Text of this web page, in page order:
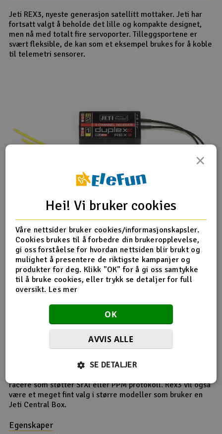
Smarthjem, lek & hobby
Solenergi
Sparkesykler & elkjøretøy
Jeti REX3, nyeste generasjon satellitt mottaker. Jeti har
fortsatt valgt å beholde det lille og kompakte designet,
men nå med totalt fire servoporter. Tilleggsportene er
svært fleksible, de kan som et eksempel brukes for å koble
til telemetri sensorer.
Spesifikasjoner
Vekt 7,1g
Størrelse 40x22 x7mm
Antall kanaler maks. 3
Telemetri Ja
Driftstemperatur -10 - 85°C
Kompatible protokoller DUPLEX 2.4GHz EX, EX Bus,
UDI, PPM
Antenne lengde 2x 100mm
Inn spenning 3,2 - 8,4V
Gjennomsnittlig strømforbruk 30mA
Satellitt støtte Nei
Sender effekt 15dBm
Signal følsomhet -106dBm
meste av helikopter, fly og droner. Denne modellen vil
racere som støtter SrXl eller PPM protokoll. Rex3 vil også
være et meget fint valg i større modeller som bruker en
Jeti Central Box.
Egenskaper
×
Hei! Vi bruker cookies
Våre nettsider bruker cookies/informasjonskapsler.
Cookies brukes til å forbedre din brukeropplevelse,
gi oss forståelse for hvordan nettsiden blir brukt og
mulighet å presentere de riktigste kampanjer og
produkter for deg. Klikk "OK" for å gi oss samtykke
til å bruke cookies, eller trykk se detaljer for full
oversikt. Les mer
OK
AVVIS ALLE
SE DETALJER